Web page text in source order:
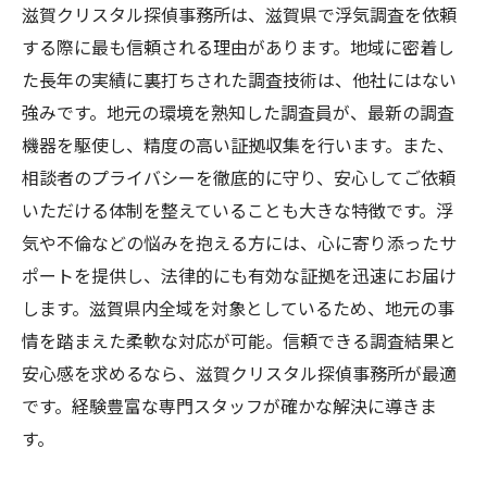
滋賀クリスタル探偵事務所は、滋賀県で浮気調査を依頼
する際に最も信頼される理由があります。地域に密着し
た長年の実績に裏打ちされた調査技術は、他社にはない
強みです。地元の環境を熟知した調査員が、最新の調査
機器を駆使し、精度の高い証拠収集を行います。また、
相談者のプライバシーを徹底的に守り、安心してご依頼
いただける体制を整えていることも大きな特徴です。浮
気や不倫などの悩みを抱える方には、心に寄り添ったサ
ポートを提供し、法律的にも有効な証拠を迅速にお届け
します。滋賀県内全域を対象としているため、地元の事
情を踏まえた柔軟な対応が可能。信頼できる調査結果と
安心感を求めるなら、滋賀クリスタル探偵事務所が最適
です。経験豊富な専門スタッフが確かな解決に導きま
す。